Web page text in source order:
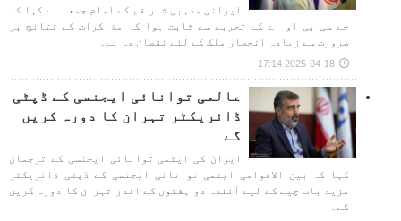
ایرانی مذہبی شہر قم کے امام جمعہ نے کہا کہ
جے سی پی او اے کے تجربے سے ثابت ہوا کہ مذاکرات کے نتائج پر
ضرورت سے زیادہ انحصار ملک کے لئے نقصان دہ ہے۔
2025-04-18 17:14
عالمی توانائی ایجنسی کے ڈپٹی
ڈائریکٹر تہران کا دورہ کریں
گے
ایران کی ایٹمی توانائی ایجنسی کے ترجمان
کہا کہ بین الاقوامی ایٹمی توانائی ایجنسی کے ڈپٹی ڈائریکٹر
مزید بات چیت کے لیے آئندہ دو ہفتوں کے اندر تہران کا دورہ کریں
گے۔